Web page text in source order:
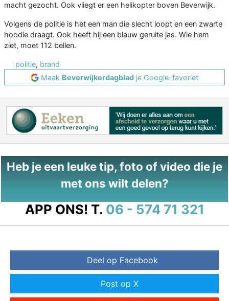
macht gezocht. Ook vliegt er een helikopter boven Beverwijk.
Volgens de politie is het een man die slecht loopt en een zwarte
hoodie draagt. Ook heeft hij een blauw geruite jas. Wie hem
ziet, moet 112 bellen.
politie, brand
Maak Beverwijkerdagblad je Google-favoriet
Heb je een leuke tip, foto of video die je
met ons wilt delen?
APP ONS! T. 06 - 574 71 321
Deel op Facebook
Post op X